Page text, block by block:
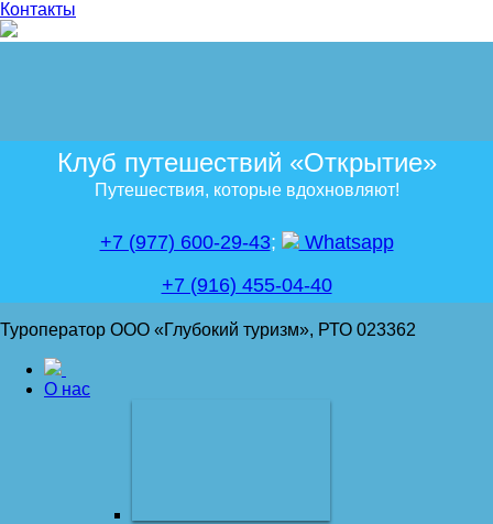
Контакты
Клуб путешествий «Открытие»
Путешествия, которые вдохновляют!
+7 (977) 600-29-43;
Whatsapp
+7 (916) 455-04-40
Туроператор ООО «Глубокий туризм», РТО 023362
О нас